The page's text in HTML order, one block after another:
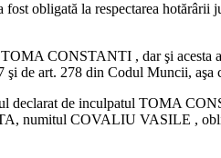
obligată la respectarea
CONSTANTI , dar şi
de art. 278 din Codul Muncii, aşa
declarat de inculpatul TOMA
numitul COVALIU VASILE ,